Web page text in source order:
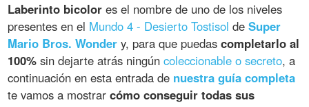
Laberinto bicolor es el nombre de uno de los niveles
presentes en el Mundo 4 - Desierto Tostisol deSuper
Mario Bros. Wonder y, para que puedascompletarlo al
100% sin dejarte atrás ningúncoleccionable o secreto, a
continuación en esta entrada de nuestra guía completa
te vamos a mostrarcómo conseguir todas sus